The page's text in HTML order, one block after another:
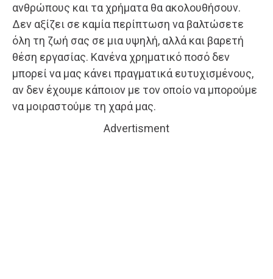
ανθρώπους και τα χρήματα θα ακολουθήσουν.
Δεν αξίζει σε καμία περίπτωση να βαλτώσετε
όλη τη ζωή σας σε μια υψηλή, αλλά και βαρετή
θέση εργασίας. Κανένα χρηματικό ποσό δεν
μπορεί να μας κάνει πραγματικά ευτυχισμένους,
αν δεν έχουμε κάποιον με τον οποίο να μπορούμε
να μοιραστούμε τη χαρά μας.
Advertisment